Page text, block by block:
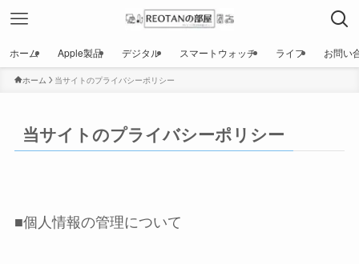
ホーム Apple製品 デジタル スマートウォッチ ライフ お問い
ホーム 当サイトのプライバシーポリシー
当サイトのプライバシーポリシー
■個人情報の管理について